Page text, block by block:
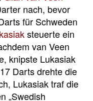
nach, bevor
für Schweden
steuerte ein
van Veen
knipste Lukasiak
Darts drehte die
Lukasiak traf die
„Swedish